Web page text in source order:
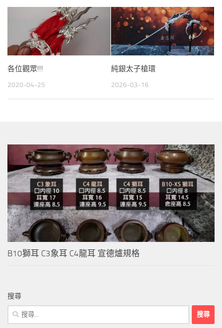
各位觀眾!!!
2020-04-25
純銀太子槍環
2026-03-16
B10獅耳 C3象耳 C4龍耳 宣德爐規格
搜尋
搜
尋